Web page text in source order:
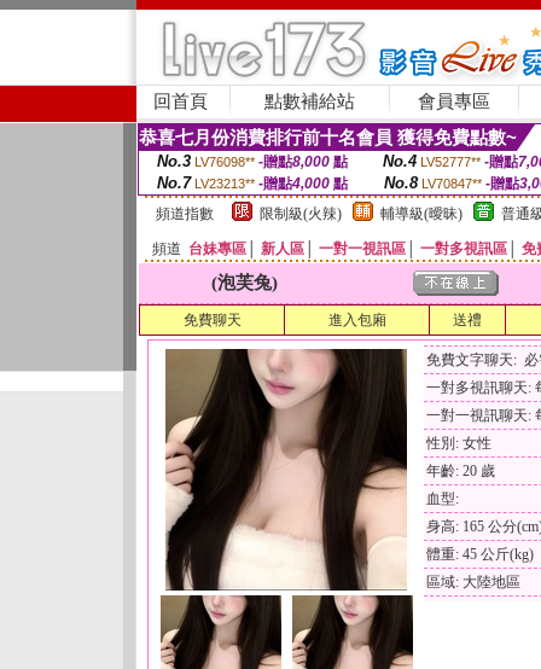
回首頁 點數補給站 會員專區
恭喜七月份消費排行前十名會員 獲得免費點數~
No.3 LV76098** -贈點8,000點 No.4 LV52777** -贈點
No.7 LV23213** -贈點4,000 點 No.8 LV70847** -贈點
頻道指數
限制級(火辣) 輔導級(曖昧) 普通
頻道 台妹專區 新人區 一對一視訊區 一對多視訊區 免
(泡芙兔)
免費聊天 進入包廂 送禮
免費文字聊天:
一對多視訊聊天:
一對一視訊聊天:
性別: 女性
年齡: 20 歲
血型:
身高: 165 公分
體重: 45 公斤(kg)
區域: 大陸地區